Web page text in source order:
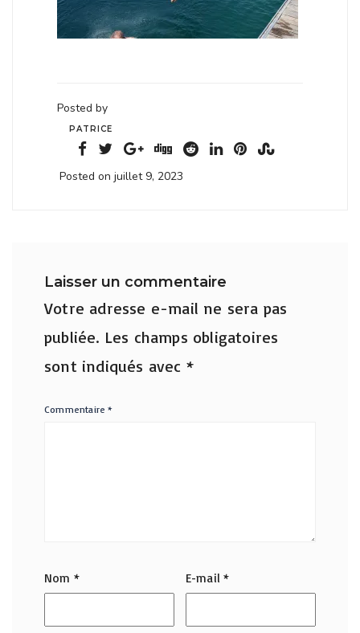
Posted by
PATRICE
Posted on juillet 9, 2023
Laisser un commentaire
Votre adresse e-mail ne sera pas
publiée. Les champs obligatoires
sont indiqués avec *
Commentaire*
Nom * E-mail*